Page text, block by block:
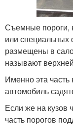
Съемные пороги,
или специальных
размещены в
называют
Именно эта часть
автомобиль
Если же на кузов
часть порогов